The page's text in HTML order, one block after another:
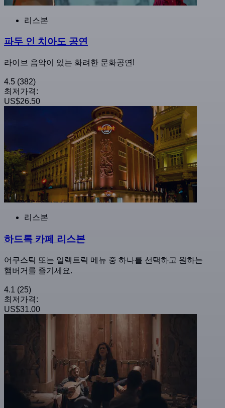
리스본
파두 인 치아도 공연
라이브 음악이 있는 화려한 문화공연!
4.5 (382)
최저가격:
US$26.50
리스본
하드록 카페 리스본
어쿠스틱 또는 일렉트릭 메뉴 중 하나를 선택하고 원하는
햄버거를 즐기세요.
4.1 (25)
최저가격:
US$31.00